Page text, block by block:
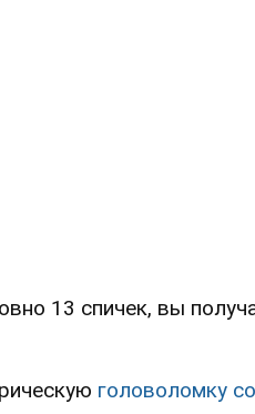
13 спичек, вы
головоломку со